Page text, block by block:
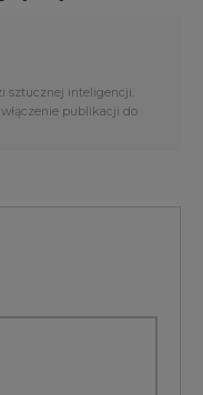
sztucznej inteligencji.
publikacji do